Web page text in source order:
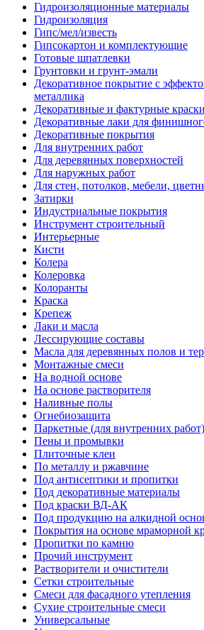
Гидроизоляционные материалы
Гидроизоляция
Гипс/мел/известь
Гипсокартон и комплектующие
Готовые шпатлевки
Грунтовки и грунт-эмали
Декоративное покрытие с
металлика
Декоративные и фактурные краски
Декоративные лаки для
Декоративные покрытия
Для внутренних работ
Для деревянных поверхностей
Для наружных работ
Для стен, потолков, мебели,
Затирки
Индустриальные покрытия
Инструмент строительный
Интерьерные
Кисти
Колера
Колеровка
Колоранты
Краска
Крепеж
Лаки и масла
Лессирующие составы
Масла для деревянных полов и
Монтажные смеси
На водной основе
На основе растворителя
Наливные полы
Огнебиозащита
Паркетные (для внутренних работ)
Пены и промывки
Плиточные клеи
По металлу и ржавчине
Под антисептики и пропитки
Под декоративные материалы
Под краски ВД-АК
Под продукцию на алкидной
Покрытия на основе мраморной
Пропитки по камню
Прочий инструмент
Растворители и очистители
Сетки строительные
Смеси для фасадного утепления
Сухие строительные смеси
Универсальные